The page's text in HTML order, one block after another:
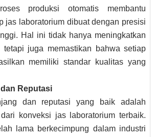
produksi otomatis membantu
jas laboratorium dibuat dengan presisi
Hal ini tidak hanya meningkatkan
tetapi juga memastikan bahwa setiap
memiliki standar kualitas yang
Reputasi
dan reputasi yang baik adalah
konveksi jas laboratorium terbaik.
lama berkecimpung dalam industri